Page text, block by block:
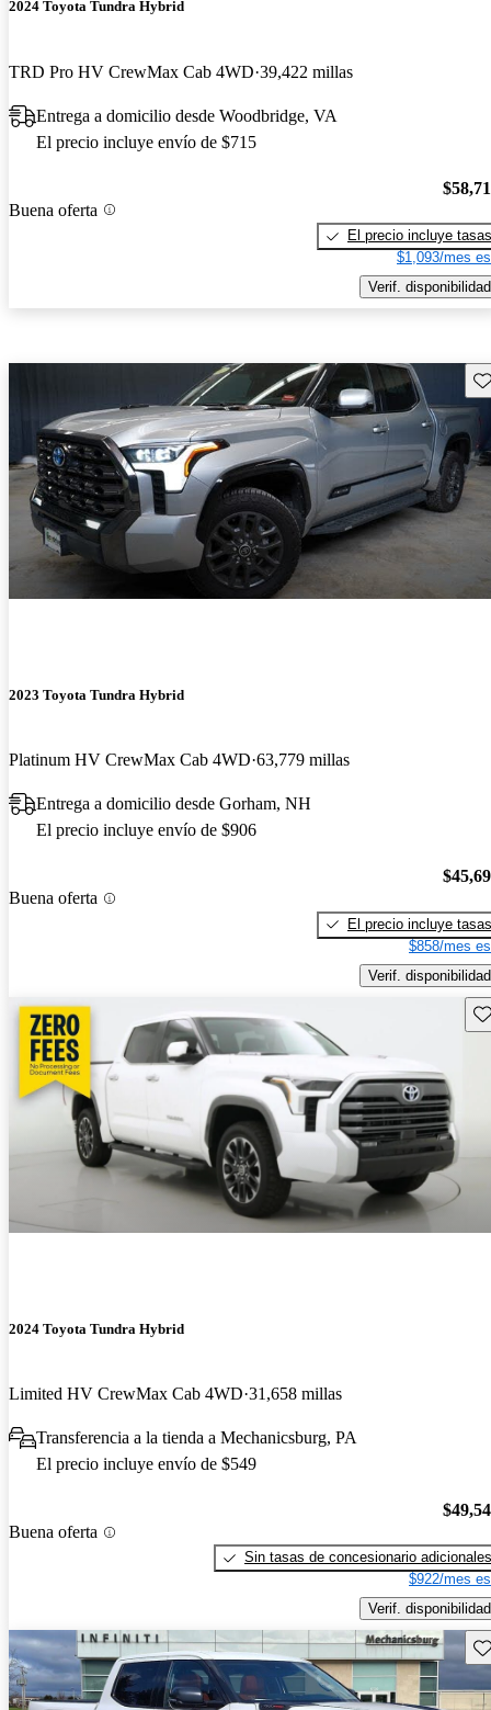
2024 Toyota Tundra Hybrid
TRD Pro HV CrewMax Cab 4WD 39,422 millas
Entrega a domicilio desde Woodbridge, VA
El precio incluye envío de $715
Buena oferta
El precio incluye tasas
$1,093/mes
Verif. disponibilidad
2023 Toyota Tundra Hybrid
Platinum HV CrewMax Cab 4WD 63,779 millas
Entrega a domicilio desde Gorham, NH
El precio incluye envío de $906
Buena oferta
El precio incluye tasas
$858/mes
Verif. disponibilidad
2024 Toyota Tundra Hybrid
Limited HV CrewMax Cab 4WD 31,658 millas
Transferencia a la tienda a Mechanicsburg, PA
El precio incluye envío de $549
Buena oferta
Sin tasas de concesionario adicionales
$922/mes
Verif. disponibilidad